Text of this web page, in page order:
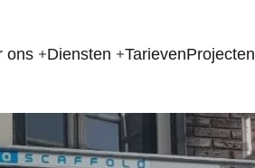
ons Diensten TarievenProjecten